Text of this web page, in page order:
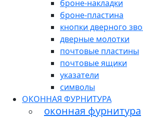
броне-накладки
броне-пластина
кнопки дверного
дверные молотки
почтовые пластины
почтовые ящики
указатели
символы
ОКОННАЯ ФУРНИТУРА
оконная фурнитура